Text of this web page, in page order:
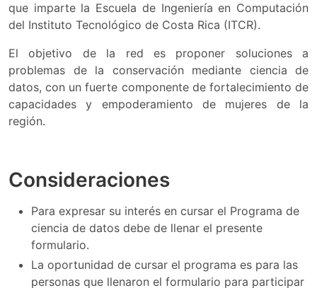
que imparte la Escuela de Ingeniería en Computación
del Instituto Tecnológico de Costa Rica (ITCR).
El objetivo de la red es proponer soluciones a
problemas de la conservación mediante ciencia de
datos, con un fuerte componente de fortalecimiento de
capacidades y empoderamiento de mujeres de la
región.
Consideraciones
Para expresar su interés en cursar el Programa de
ciencia de datos debe de llenar el presente
formulario.
La oportunidad de cursar el programa es para las
personas que llenaron el formulario para participar